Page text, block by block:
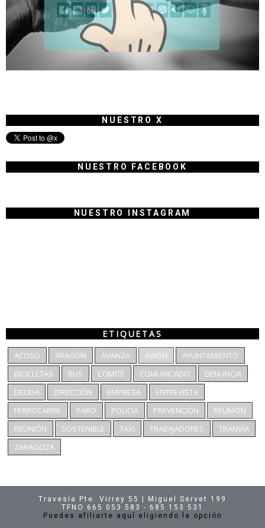
NUESTRO X
NUESTRO FACEBOOK
NUESTRO INSTAGRAM
ETIQUETAS
ACOSO ARAGÓN AVANZA AVIÓN
AYUNTAMIENTO
BICICLETAS
BUS COMITÉ COMUNICADO
DENUNCIA
DEUDA
DIRECCIÓN EMPRESA
ENTREVISTA
FERROCARRIL
PARO POLICÍA PREVENCIÓN
REUNION
REUNIÓN
SOSTENIBLE TAXI TRABAJADORES
TRANVÍA
ZARAGOZA
Travesía Pte. Virrey 55 | Miguel Servet 199
TFNO 665 053 583 - 685 153 531
Puedes afiliarte aquí eligiendo la opción